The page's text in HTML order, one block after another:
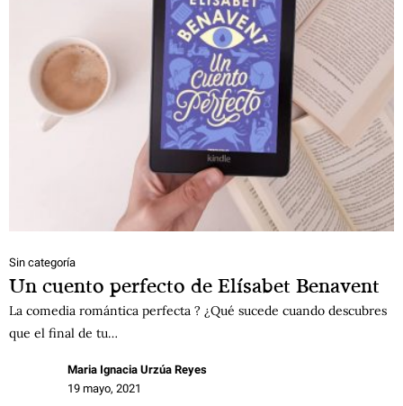
Sin categoría
Un cuento perfecto de Elísabet Benavent
La comedia romántica perfecta ? ¿Qué sucede cuando descubres
que el final de tu…
Maria Ignacia Urzúa Reyes
19 mayo, 2021